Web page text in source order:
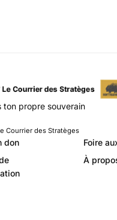
ton propre souverain
Courrier des Stratèges
don
Foire
À